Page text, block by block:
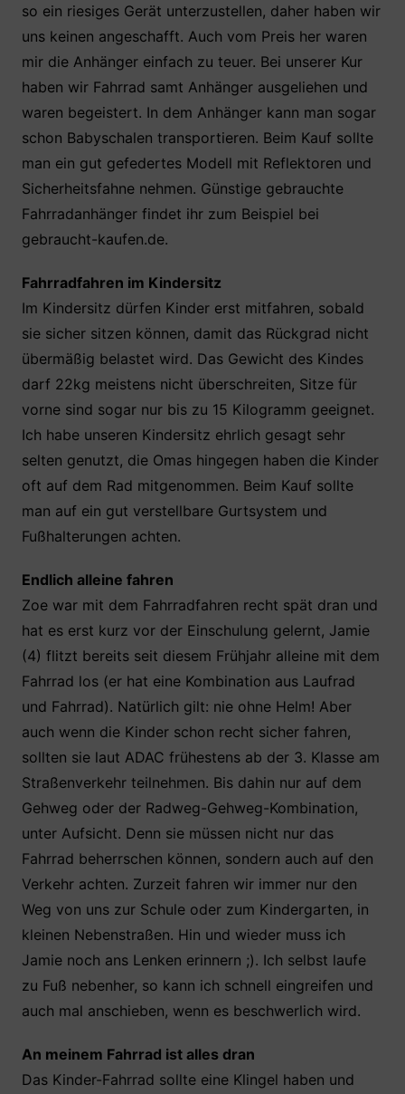
so ein riesiges Gerät unterzustellen, daher haben wir
uns keinen angeschafft. Auch vom Preis her waren
mir die Anhänger einfach zu teuer. Bei unserer Kur
haben wir Fahrrad samt Anhänger ausgeliehen und
waren begeistert. In dem Anhänger kann man sogar
schon Babyschalen transportieren. Beim Kauf sollte
man ein gut gefedertes Modell mit Reflektoren und
Sicherheitsfahne nehmen. Günstige gebrauchte
Fahrradanhänger findet ihr zum Beispiel bei
gebraucht-kaufen.de.
Fahrradfahren im Kindersitz
Im Kindersitz dürfen Kinder erst mitfahren, sobald
sie sicher sitzen können, damit das Rückgrad nicht
übermäßig belastet wird. Das Gewicht des Kindes
darf 22kg meistens nicht überschreiten, Sitze für
vorne sind sogar nur bis zu 15 Kilogramm geeignet.
Ich habe unseren Kindersitz ehrlich gesagt sehr
selten genutzt, die Omas hingegen haben die Kinder
oft auf dem Rad mitgenommen. Beim Kauf sollte
man auf ein gut verstellbare Gurtsystem und
Fußhalterungen achten.
Endlich alleine fahren
Zoe war mit dem Fahrradfahren recht spät dran und
hat es erst kurz vor der Einschulung gelernt, Jamie
(4) flitzt bereits seit diesem Frühjahr alleine mit dem
Fahrrad los (er hat eine Kombination aus Laufrad
und Fahrrad). Natürlich gilt: nie ohne Helm! Aber
auch wenn die Kinder schon recht sicher fahren,
sollten sie laut ADAC frühestens ab der 3. Klasse am
Straßenverkehr teilnehmen. Bis dahin nur auf dem
Gehweg oder der Radweg-Gehweg-Kombination,
unter Aufsicht. Denn sie müssen nicht nur das
Fahrrad beherrschen können, sondern auch auf den
Verkehr achten. Zurzeit fahren wir immer nur den
Weg von uns zur Schule oder zum Kindergarten, in
kleinen Nebenstraßen. Hin und wieder muss ich
Jamie noch ans Lenken erinnern ;). Ich selbst laufe
zu Fuß nebenher, so kann ich schnell eingreifen und
auch mal anschieben, wenn es beschwerlich wird.
An meinem Fahrrad ist alles dran
Das Kinder-Fahrrad sollte eine Klingel haben und